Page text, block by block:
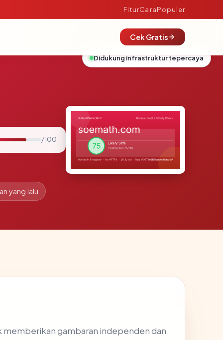
FiturCaraPopuler
Cek Gratis
/ 100
yang lalu
memberikan gambaran independen dan
Didukung infrastruktur tepercaya